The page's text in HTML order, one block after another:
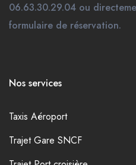
06.63.30.29.04 ou
formulaire de réservation.
Nos services
Taxis Aéroport
Trajet Gare SNCF